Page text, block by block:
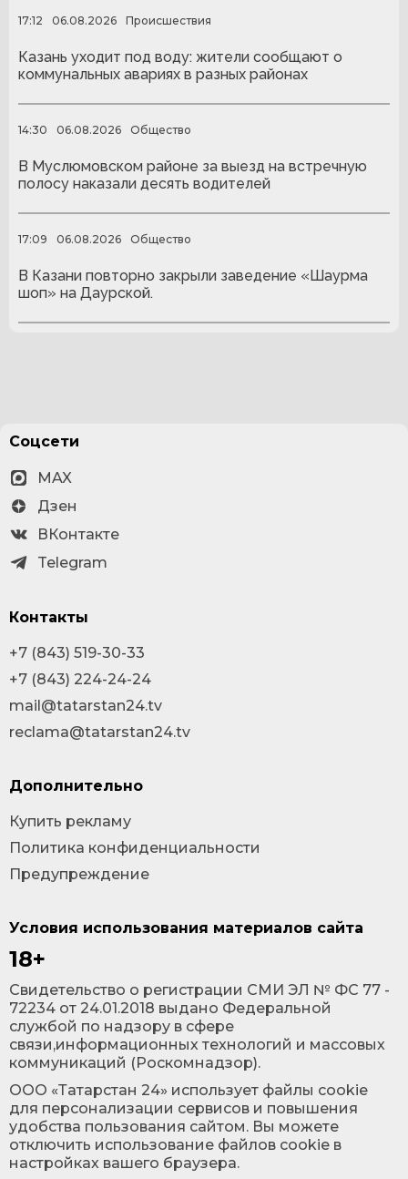
17:12 06.08.2026 Происшествия
Казань уходит под воду: жители сообщают о
коммунальных авариях в разных районах
14:30 06.08.2026 Общество
В Муслюмовском районе за выезд на встречную
полосу наказали десять водителей
17:09 06.08.2026 Общество
В Казани повторно закрыли заведение «Шаурма
шоп» на Даурской.
Условия использования материалов сайта
18+
Cвидетельство о регистрации СМИ ЭЛ № ФС 77 -
72234 от 24.01.2018 выдано Федеральной
службой по надзору в сфере
связи,информационных технологий и массовых
коммуникаций (Роскомнадзор).
ООО «Татарстан 24» использует файлы cookie
для персонализации сервисов и повышения
удобства пользования сайтом. Вы можете
отключить использование файлов cookie в
настройках вашего браузера.
Соцсети
MAX
Дзен
ВКонтакте
Telegram
Контакты
+7 (843) 519-30-33
+7 (843) 224-24-24
mail@tatarstan24.tv
reclama@tatarstan24.tv
Дополнительно
Купить рекламу
Политика конфиденциальности
Предупреждение